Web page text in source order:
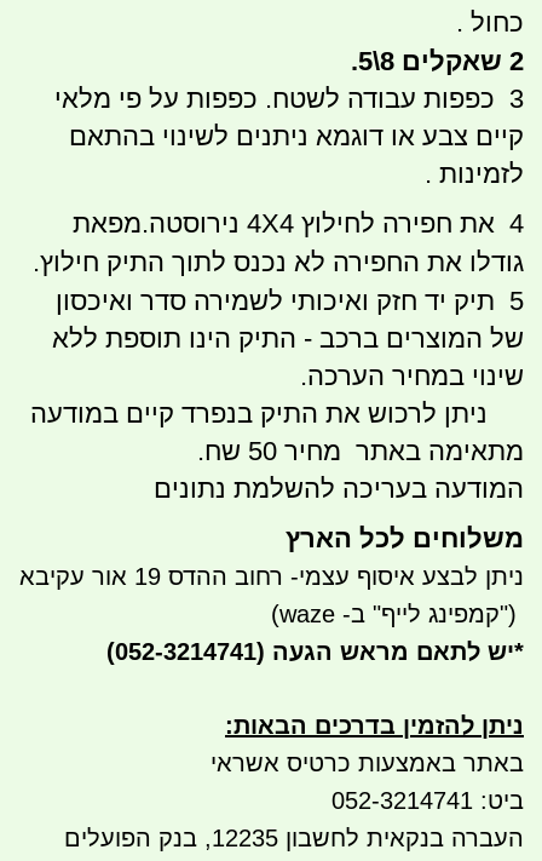
כחול .
2 שאקלים 8\5.
3 כפפות עבודה לשטח.
כפפות על פי מלאי
קיים צבע או דוגמא ניתנים לשינוי בהתאם
לזמינות .
4 את חפירה לחילוץ 4X4 נירוסטה.מפאת
גודלו את החפירה לא נכנס לתוך התיק חילוץ.
5 תיק יד חזק ואיכותי לשמירה סדר ואיכסון
של המוצרים ברכב - התיק הינו תוספת ללא
שינוי במחיר הערכה.
ניתן לרכוש את התיק בנפרד קיים במודעה
מתאימה באתר מחיר 50 שח.
המודעה בעריכה להשלמת נתונים
משלוחים לכל הארץ
ניתן לבצע איסוף עצמי- רחוב ההדס 19 אור עקיבא
")קמפינג לייף" ב- waze)
*יש לתאם מראש הגעה (052-3214741)
ניתן להזמין בדרכים הבאות:
באתר באמצעות כרטיס אשראי
ביט: 052-3214741
העברה בנקאית לחשבון 12235, בנק הפועלים